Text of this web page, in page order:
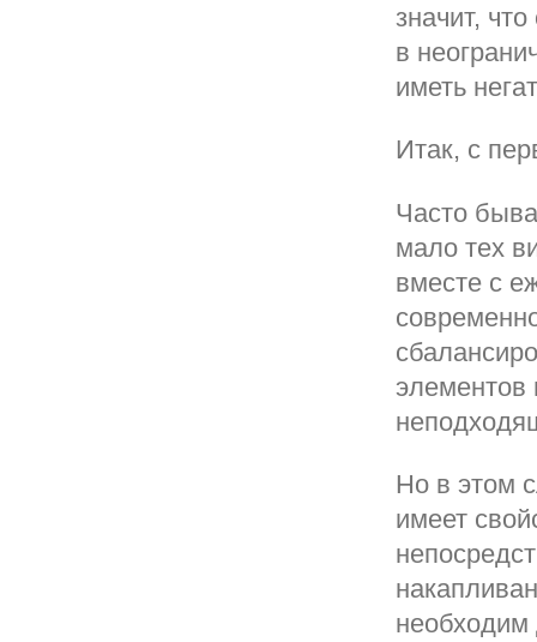
значит,
в
иметь
Итак, с
Часто
мало тех
вместе с
элементов
Но в этом
имеет
необходим